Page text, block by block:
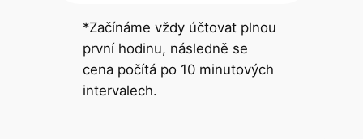
*Začínáme vždy účtovat plnou
první hodinu, následně se
cena počítá po 10 minutových
intervalech.